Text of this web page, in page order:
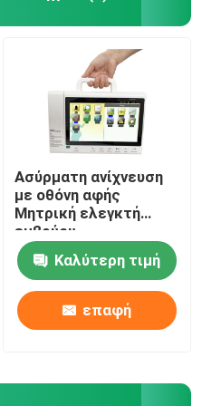
θερμοκοιτίδα
Ασύρματη ανίχνευση
με οθόνη αφής
Μητρική ελεγκτή
εμβρύου
Καλύτερη τιμή
επαφή